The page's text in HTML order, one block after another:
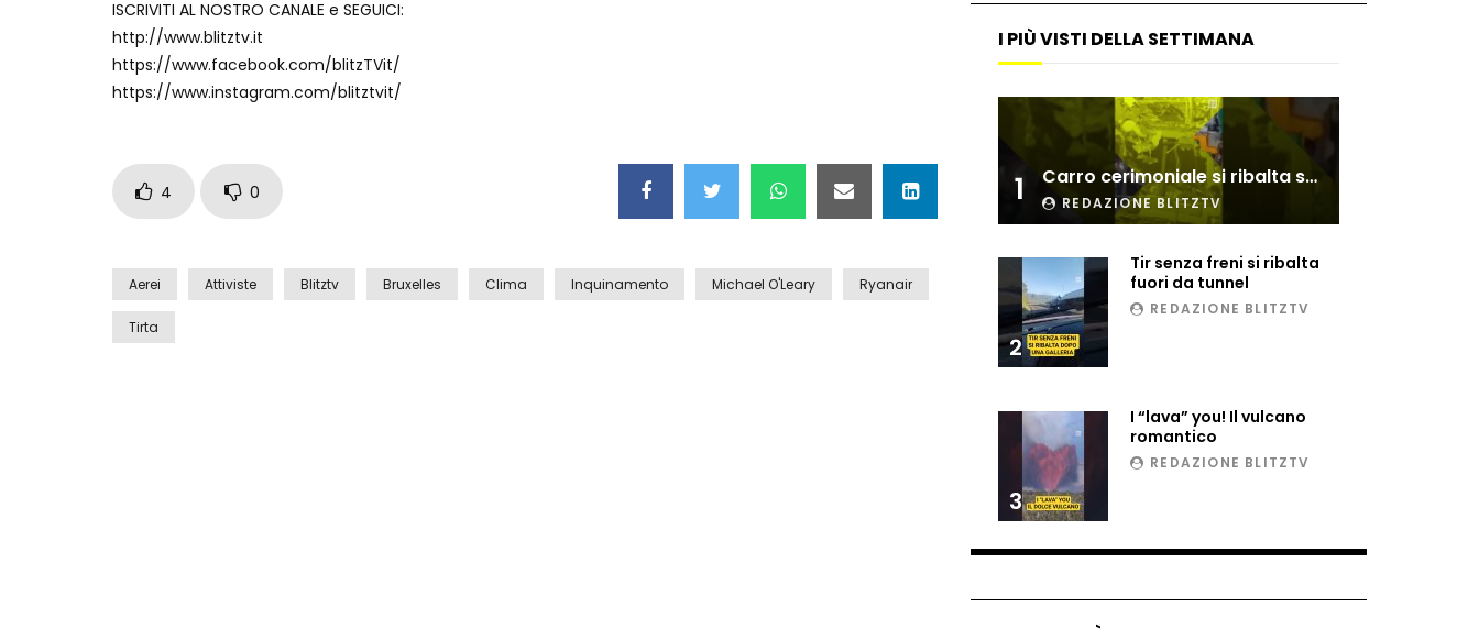
Nei casinò arriva il cambio
Esplode cabina elettrica
sotterranea
Grattacielo crolla per un
incendio
Ammiocuggino con la ruspa…
ISCRIVITI AL NOSTRO CANALE e SEGUICI:
http://www.blitztv.it
https://www.facebook.com/blitzTVit/
https://www.instagram.com/blitztvit/
4 0
Aerei Attiviste Blitztv Bruxelles Clima Inquinamento Michael O'Leary Ryanair
Tirta
I PIÙ VISTI DELLA SETTIMANA
1 Carro cerimoniale si ribalta sulla folla
REDAZIONE BLITZTV
2
Tir senza freni si ribalta
fuori da tunnel
REDAZIONE BLITZTV
3
I “lava” you! Il vulcano
romantico
REDAZIONE BLITZTV